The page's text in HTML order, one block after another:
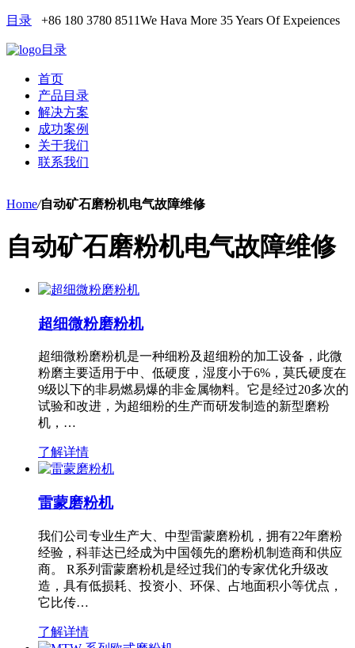
目录 +86 180 3780 8511We Hava More 35 Years Of Expeiences
目录
首页
产品目录
解决方案
成功案例
关于我们
联系我们
Home/自动矿石磨粉机电气故障维修
自动矿石磨粉机电气故障维修
超细微粉磨粉机
超细微粉磨粉机是一种细粉及超细粉的加工设备，此微
粉磨主要适用于中、低硬度，湿度小于6%，莫氏硬度在
9级以下的非易燃易爆的非金属物料。它是经过20多次的
试验和改进，为超细粉的生产而研发制造的新型磨粉
机，…
了解详情
雷蒙磨粉机
我们公司专业生产大、中型雷蒙磨粉机，拥有22年磨粉
经验，科菲达已经成为中国领先的磨粉机制造商和供应
商。 R系列雷蒙磨粉机是经过我们的专家优化升级改
造，具有低损耗、投资小、环保、占地面积小等优点，
它比传…
了解详情